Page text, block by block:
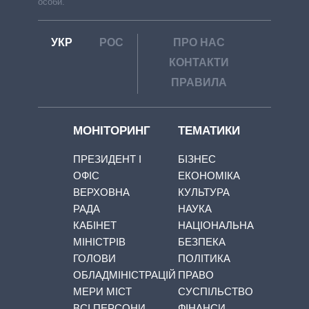
УКР РОС
ПРО НАС
КОНТАКТИ
ПРАВИЛА
МОНІТОРИНГ
ПРЕЗИДЕНТ І
ОФІС
ВЕРХОВНА
РАДА
КАБІНЕТ
МІНІСТРІВ
ГОЛОВИ
ОБЛАДМІНІСТРАЦІЙ
МЕРИ МІСТ
ТЕМАТИКИ
БІЗНЕС
ЕКОНОМІКА
КУЛЬТУРА
НАУКА
НАЦІОНАЛЬНА
БЕЗПЕКА
ПОЛІТИКА
ПРАВО
СУСПІЛЬСТВО